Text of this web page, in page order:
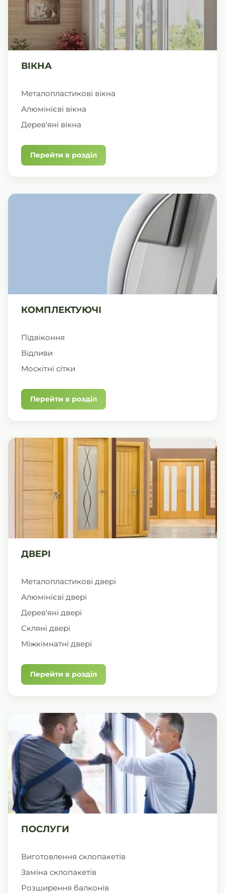
ВІКНА
Металопластикові вікна
Алюмінієві вікна
Дерев'яні вікна
Перейти в розділ
КОМПЛЕКТУЮЧІ
Підвіконня
Відливи
Москітні сітки
Перейти в розділ
ДВЕРІ
Металопластикові двері
Алюмінієві двері
Дерев'яні двері
Скляні двері
Міжкімнатні двері
Перейти в розділ
ПОСЛУГИ
Виготовлення склопакетів
Заміна склопакетів
Розширення балконів